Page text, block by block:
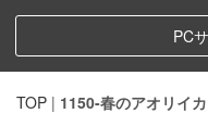
PC
TOP | 1150-春のアオリイ